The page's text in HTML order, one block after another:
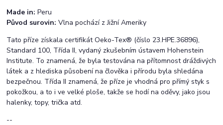
Made in:Peru
Původ surovin: Vlna pochází z Jižní Ameriky
Tato příze získala certifikát Oeko-Tex® (číslo 23.HPE.36896),
Standard 100, Třída II, vydaný zkušebním ústavem Hohenstein
Institute. To znamená, že byla testována na přítomnost dráždivých
látek a z hlediska působení na člověka i přírodu byla shledána
bezpečnou. Třída II znamená, že příze je vhodná pro přímý styk s
pokožkou, a to i ve velké ploše, takže se hodí na oděvy, jako jsou
halenky, topy, trička atd.
--